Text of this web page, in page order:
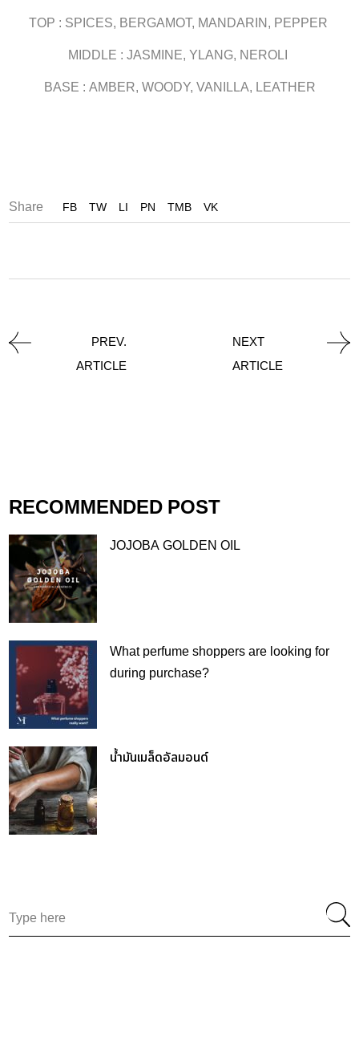
TOP : SPICES, BERGAMOT, MANDARIN, PEPPER
MIDDLE : JASMINE, YLANG, NEROLI
BASE : AMBER, WOODY, VANILLA, LEATHER
RECOMMENDED POST
JOJOBA GOLDEN OIL
What perfume shoppers are looking for
during purchase?
น้ำมันเมล็ดอัลมอนด์
for:
Share FB TW LI PN TMB VK
PREV.
ARTICLE
NEXT
ARTICLE